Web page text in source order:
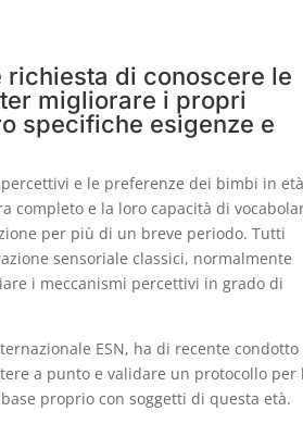
richiesta di conoscere le
migliorare i propri
specifiche esigenze e
e le preferenze dei bimbi in età
completo e la loro capacità di
per più di un breve periodo. Tutti
sensoriale classici, normalmente
i meccanismi percettivi in grado di
ESN, ha di recente
a punto e validare un protocollo per
proprio con soggetti di questa età.